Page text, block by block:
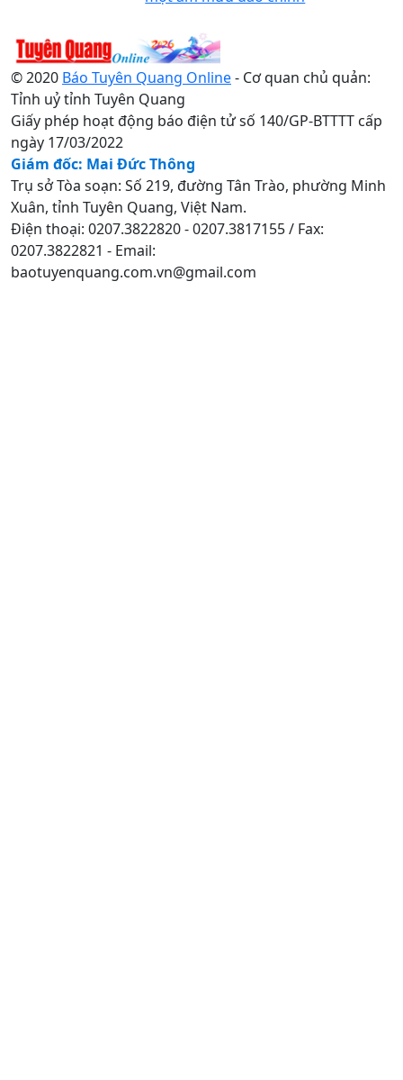
© 2020 Báo Tuyên Quang Online- Cơ quan chủ quản:
Tỉnh uỷ tỉnh Tuyên Quang
Giấy phép hoạt động báo điện tử số 140/GP-BTTTT cấp
ngày 17/03/2022
Giám đốc: Mai Đức Thông
Trụ sở Tòa soạn: Số 219, đường Tân Trào, phường Minh
Xuân, tỉnh Tuyên Quang, Việt Nam.
Điện thoại: 0207.3822820 - 0207.3817155 / Fax:
0207.3822821 - Email:
baotuyenquang.com.vn@gmail.com